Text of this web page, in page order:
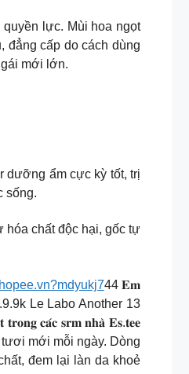
quyền lực. Mùi hoa ngọt
đẳng cấp do cách dùng
mới lớn.
dưỡng ẩm cực kỳ tốt, trị
sống.
hóa chất độc hại, gốc tự
44 𝐄𝐦
Le Labo Another 13
𝐜𝐚́𝐜 𝐬𝐫𝐦 𝐧𝐡𝐚̀ 𝐄𝐬.𝐭𝐞𝐞
mới mỗi ngày. Dòng
đem lại làn da khoẻ